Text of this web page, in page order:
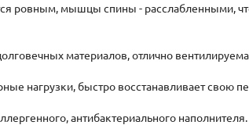
ровным, мышцы спины - расслабленными,
материалов, отлично
нагрузки, быстро восстанавливает свою
антибактериального наполнителя.